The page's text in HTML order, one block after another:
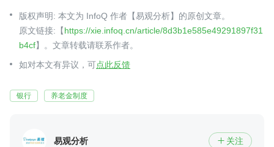
版权声明: 本文为 InfoQ 作者【易观分析】的原创文章。
原文链接:【https://xie.infoq.cn/article/8d3b1e585e49291897f31
b4cf】。文章转载请联系作者。
如对本文有异议，可点此反馈
银行 养老金制度
易观分析  关注